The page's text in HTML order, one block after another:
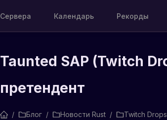
Сервера Календарь Рекорды
Taunted SAP (Twitch
претендент
/ Блог / Новости Rust / Twitch Drops